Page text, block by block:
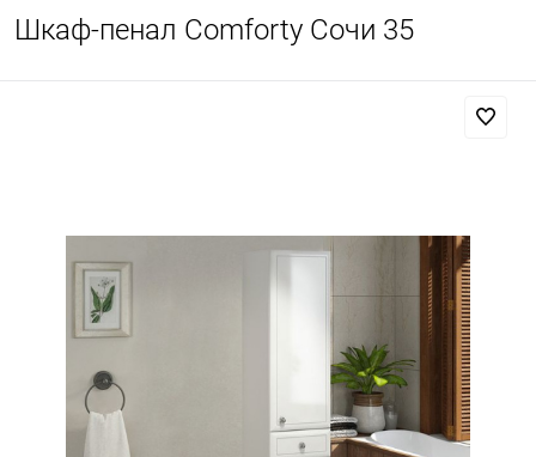
Шкаф-пенал Comforty Сочи 35